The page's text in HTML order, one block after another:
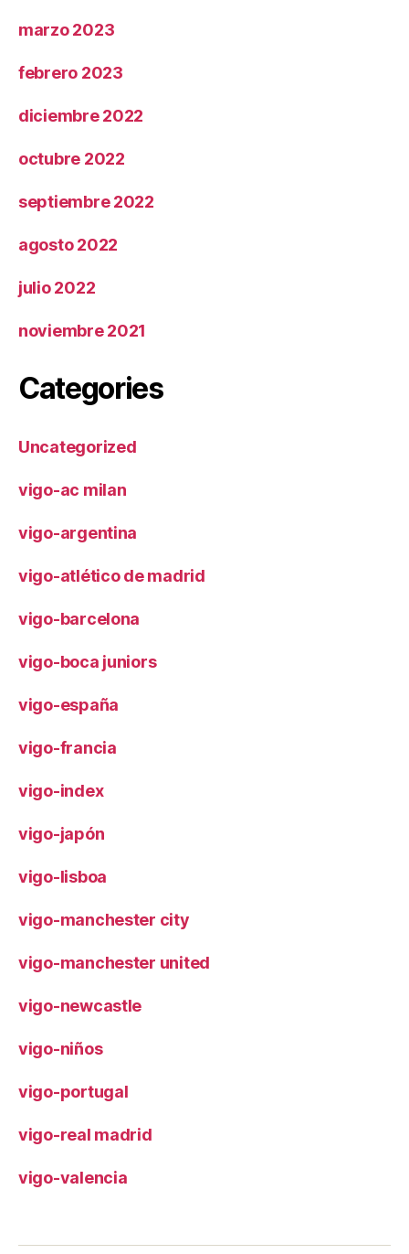
marzo 2023
febrero 2023
diciembre 2022
octubre 2022
septiembre 2022
agosto 2022
julio 2022
noviembre 2021
Categories
Uncategorized
vigo-ac milan
vigo-argentina
vigo-atlético de madrid
vigo-barcelona
vigo-boca juniors
vigo-españa
vigo-francia
vigo-index
vigo-japón
vigo-lisboa
vigo-manchester city
vigo-manchester united
vigo-newcastle
vigo-niños
vigo-portugal
vigo-real madrid
vigo-valencia